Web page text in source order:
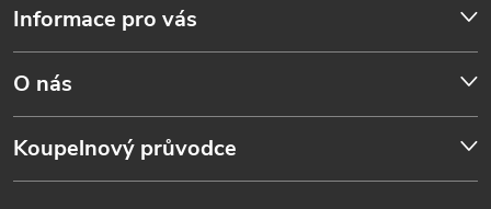
Informace pro vás
O nás
Koupelnový průvodce